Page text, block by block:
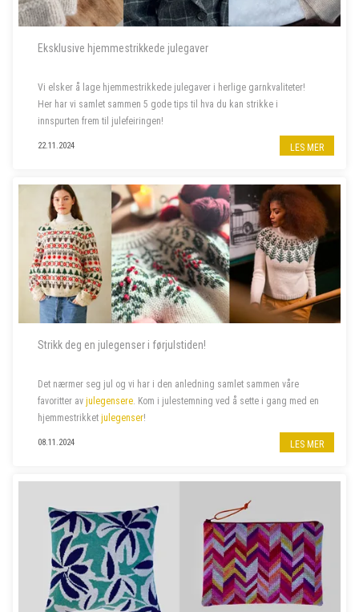
Eksklusive hjemmestrikkede julegaver
Vi elsker å lage hjemmestrikkede julegaver i herlige garnkvaliteter!
Her har vi samlet sammen 5 gode tips til hva du kan strikke i
innspurten frem til julefeiringen!
22.11.2024 LES MER
Strikk deg en julegenser i førjulstiden!
Det nærmer seg jul og vi har i den anledning samlet sammen våre
favoritter av julegensere. Kom i julestemning ved å sette i gang med en
hjemmestrikket julegenser!
08.11.2024 LES MER